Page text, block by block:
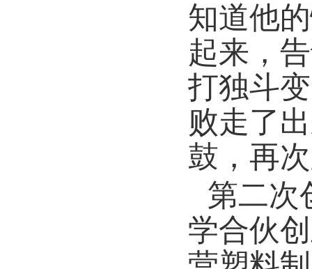
知道他
起来，
打独斗
败走了
鼓，再
第二次
学合伙